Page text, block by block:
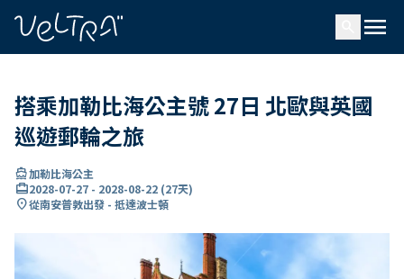
menu
搭乘加勒比海公主號 27日 北歐與英國
巡遊郵輪之旅
directions_boat加勒比海公主
card_travel2028-07-27 - 2028-08-22 (27天)
location_on從南安普敦出發 - 抵達波士頓